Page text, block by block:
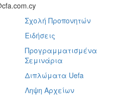
Σχολή Προπονητών
Ειδήσεις
Προγραμματισμένα
Σεμινάρια
Διπλώματα Uefa
Ληψη Αρχείων